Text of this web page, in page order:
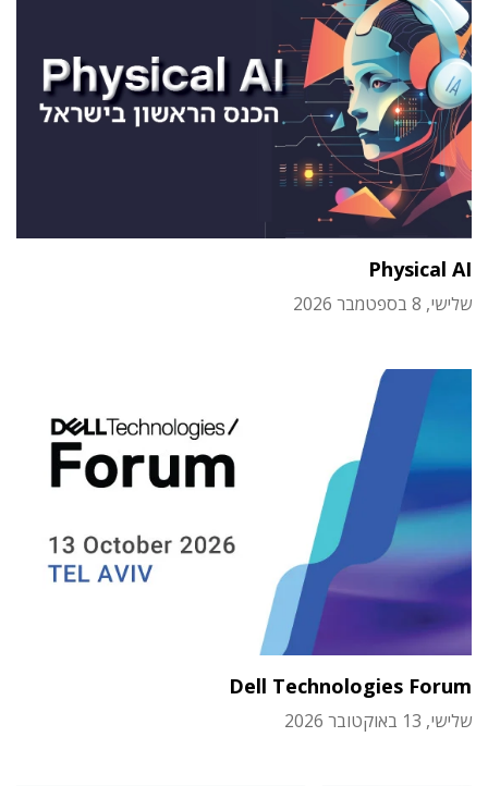
Physical AI
שלישי, 8 בספטמבר 2026
Dell Technologies Forum
שלישי, 13 באוקטובר 2026